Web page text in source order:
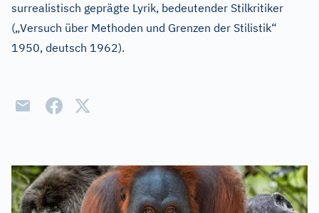
surrealistisch geprägte Lyrik, bedeutender Stilkritiker
(„Versuch über Methoden und Grenzen der Stilistik“
1950, deutsch 1962).